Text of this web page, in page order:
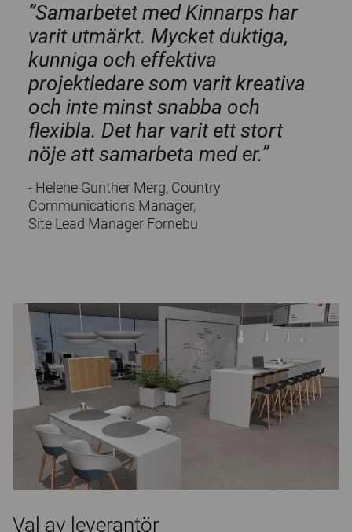
”Samarbetet med Kinnarps har
varit utmärkt. Mycket duktiga,
kunniga och effektiva
projektledare som varit kreativa
och inte minst snabba och
flexibla. Det har varit ett stort
nöje att samarbeta med er.”
- Helene Gunther Merg, Country
Communications Manager,
Site Lead Manager Fornebu
Val av leverantör